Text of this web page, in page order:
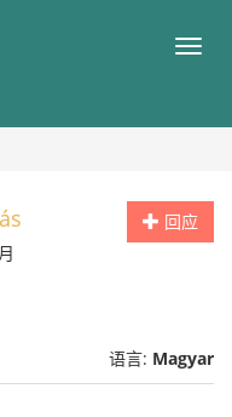
目
回应
语言: Magyar